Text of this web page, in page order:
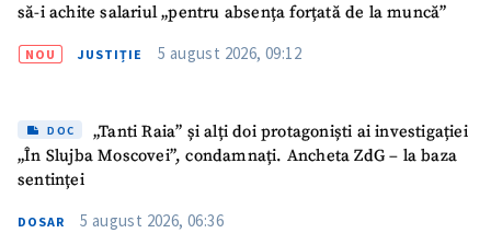
să-i achite salariul „pentru absența forțată de la muncă”
NOU JUSTIȚIE 5 august 2026, 09:12
DOC
„Tanti Raia” și alți doi protagoniști ai investigației
„În Slujba Moscovei”, condamnați. Ancheta ZdG – la baza
sentinței
DOSAR 5 august 2026, 06:36